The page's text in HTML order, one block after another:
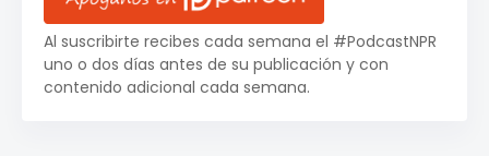
Al suscribirte recibes cada semana el #PodcastNPR
uno o dos días antes de su publicación y con
contenido adicional cada semana.